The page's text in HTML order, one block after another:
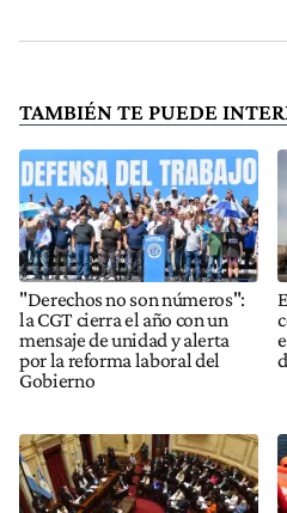
TAMBIÉN TE PUEDE
"Derechos no son números":
la CGT cierra el año con un
mensaje de unidad y alerta
por la reforma laboral del
Gobierno